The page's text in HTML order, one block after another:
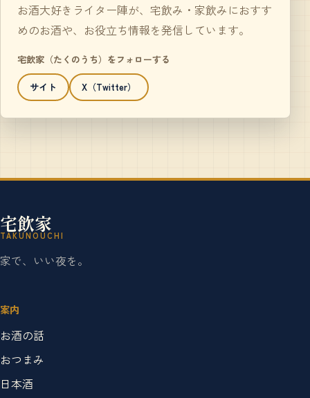
お酒大好きライター陣が、宅飲み・家飲みにおすす
めのお酒や、お役立ち情報を発信しています。
宅飲家（たくのうち）をフォローする
サイト X（Twitter）
宅飲家
TAKUNOUCHI
家で、いい夜を。
案内
お酒の話
おつまみ
日本酒